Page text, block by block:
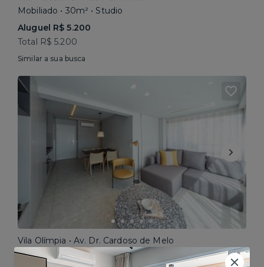
Mobiliado • 30m² • Studio
Aluguel R$ 5.200
Total R$ 5.200
Similar a sua busca
Vila Olímpia • Av. Dr. Cardoso de Melo
Mobiliado • 64m² • 2 dorms